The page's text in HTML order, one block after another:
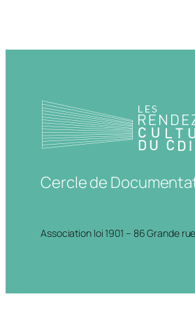
Cercle de
Association loi 1901 – 86 Grande